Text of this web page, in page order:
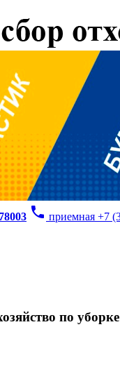
phone приемная +7
по